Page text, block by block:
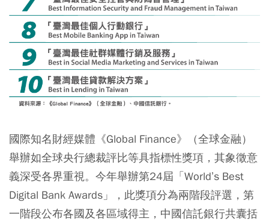
國際知名財經媒體《Global Finance》（全球金融）
舉辦如全球央行總裁評比等具指標性獎項，其象徵意
義深受各界重視。今年舉辦第24屆「World’s Best
Digital Bank Awards」，此獎項分為兩階段評選，第
一階段公布各國及各區域得主，中國信託銀行共囊括